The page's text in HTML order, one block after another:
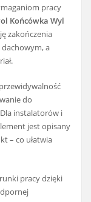
pracy
Końcówka Wyl
zakończenia
a
do
instalatorów i
jest opisany
– co ułatwia
pracy dzięki